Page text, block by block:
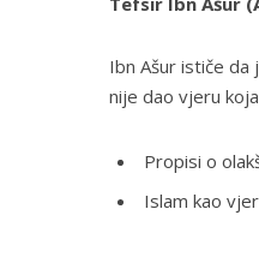
Ibn Ašur ističe da
nije dao vjeru
Propisi o
Islam kao